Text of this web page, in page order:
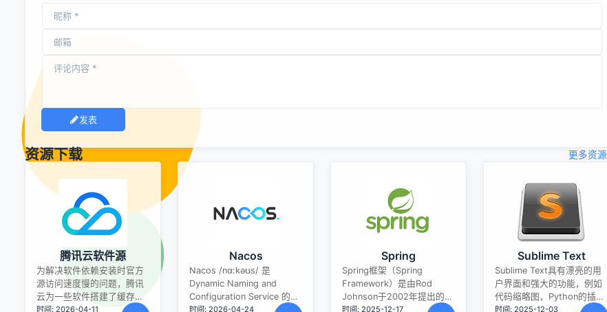
发表
资源下载 更多资源
腾讯云软件源
为解决软件依赖安装时官方
源访问速度慢的问题，腾讯
云为一些软件搭建了缓存服
务。您可以通过使用腾讯云
时间: 2026-04-11
Nacos
Nacos /nɑ:kəʊs/ 是
Dynamic Naming and
Configuration Service 的首
字母简称，一个易于构建 AI
时间: 2026-04-24
Spring
Spring框架（Spring
Framework）是由Rod
Johnson于2002年提出的开
源Java企业级应用框架，旨
时间: 2025-12-17
Sublime Text
Sublime Text具有漂亮的用
户界面和强大的功能，例如
代码缩略图，Python的插
件，代码段等。还可自定义
时间: 2025-12-03